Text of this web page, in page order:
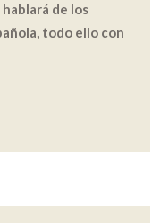
de los
todo ello con